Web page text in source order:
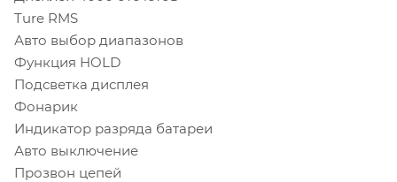
Ture RMS
Авто выбор диапазонов
Функция HOLD
Подсветка дисплея
Фонарик
Индикатор разряда батареи
Авто выключение
Прозвон цепей